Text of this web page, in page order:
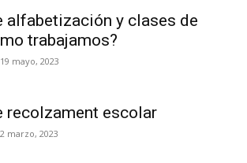
alfabetización y clases de
trabajamos?
19 mayo, 2023
recolzament escolar
2 marzo, 2023